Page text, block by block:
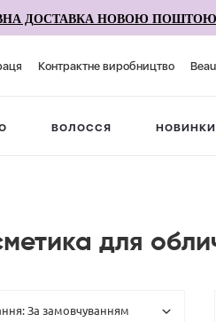
ДОСТАВКА НОВОЮ ПОШТОЮ
Контрактне виробництво
ВОЛОССЯ НОВИНКИ
для